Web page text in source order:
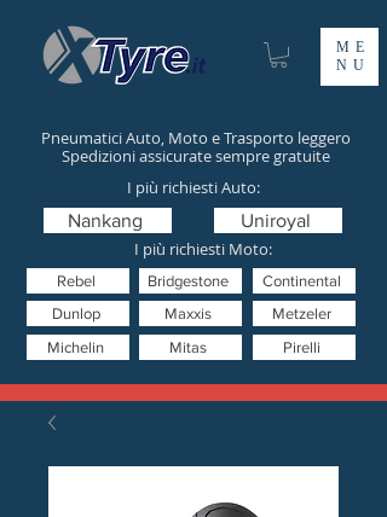
ME
NU
Pneumatici Auto, Moto e Trasporto leggero
Spedizioni assicurate sempre gratuite
I più richiesti Moto:
Mitas
Nankang
Pirelli
Uniroyal
Metzeler
Dunlop
Bridgestone Continental
Michelin
Rebel
I più richiesti Auto:
Maxxis